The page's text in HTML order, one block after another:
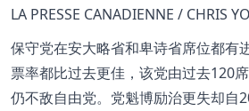
LA PRESSE CANADIENNE / CHRIS
保守党在安大略省和卑诗省席位都有
票率都比过去更佳，该党由过去120
仍不敌自由党。党魁博励治更失却自